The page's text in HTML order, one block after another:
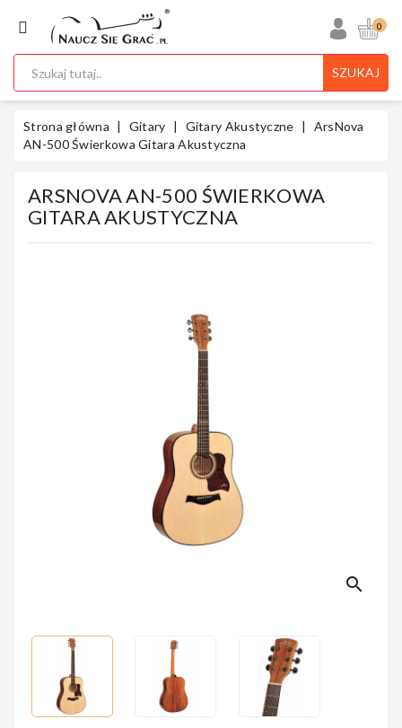
KATEGORIA
Ukulele
Gitary
Smyczkowe
0
SZUKAJ
Strona główna Gitary Gitary Akustyczne
ArsNova
AN-500 Świerkowa Gitara Akustyczna
ARSNOVA AN-500 ŚWIERKOWA
GITARA AKUSTYCZNA
search